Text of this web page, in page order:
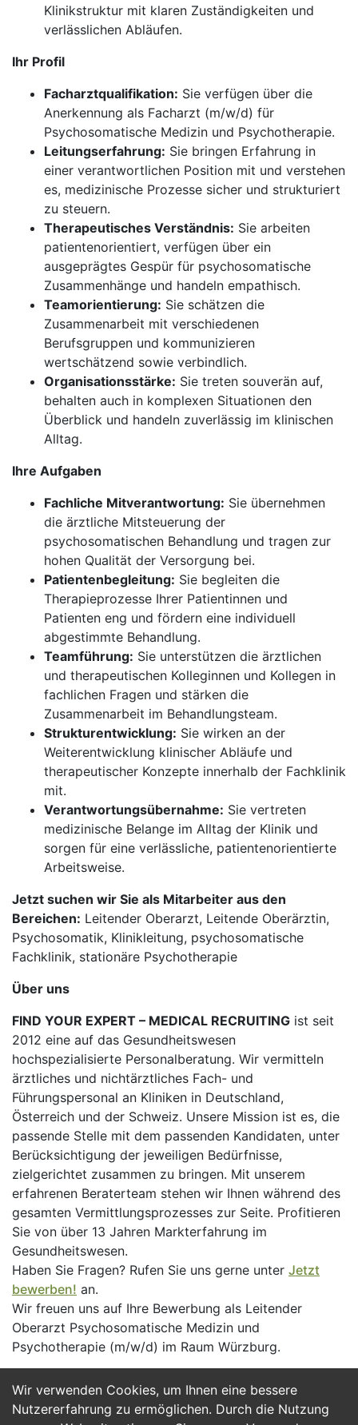
Wir verwenden Cookies, um Ihnen eine bessere
Nutzererfahrung zu ermöglichen. Durch die Nutzung
Klinikstruktur mit klaren Zuständigkeiten und
verlässlichen Abläufen.
Ihr Profil
Facharztqualifikation: Sie verfügen über die
Anerkennung als Facharzt (m/w/d) für
Psychosomatische Medizin und Psychotherapie.
Leitungserfahrung: Sie bringen Erfahrung in
einer verantwortlichen Position mit und verstehen
es, medizinische Prozesse sicher und strukturiert
zu steuern.
Therapeutisches Verständnis: Sie arbeiten
patientenorientiert, verfügen über ein
ausgeprägtes Gespür für psychosomatische
Zusammenhänge und handeln empathisch.
Teamorientierung: Sie schätzen die
Zusammenarbeit mit verschiedenen
Berufsgruppen und kommunizieren
wertschätzend sowie verbindlich.
Organisationsstärke: Sie treten souverän auf,
behalten auch in komplexen Situationen den
Überblick und handeln zuverlässig im klinischen
Alltag.
Ihre Aufgaben
Fachliche Mitverantwortung: Sie übernehmen
die ärztliche Mitsteuerung der
psychosomatischen Behandlung und tragen zur
hohen Qualität der Versorgung bei.
Patientenbegleitung: Sie begleiten die
Therapieprozesse Ihrer Patientinnen und
Patienten eng und fördern eine individuell
abgestimmte Behandlung.
Teamführung: Sie unterstützen die ärztlichen
und therapeutischen Kolleginnen und Kollegen in
fachlichen Fragen und stärken die
Zusammenarbeit im Behandlungsteam.
Strukturentwicklung: Sie wirken an der
Weiterentwicklung klinischer Abläufe und
therapeutischer Konzepte innerhalb der Fachklinik
mit.
Verantwortungsübernahme: Sie vertreten
medizinische Belange im Alltag der Klinik und
sorgen für eine verlässliche, patientenorientierte
Arbeitsweise.
Jetzt suchen wir Sie als Mitarbeiter aus den
Bereichen: Leitender Oberarzt, Leitende Oberärztin,
Psychosomatik, Klinikleitung, psychosomatische
Fachklinik, stationäre Psychotherapie
Über uns
FIND YOUR EXPERT – MEDICAL RECRUITING ist seit
2012 eine auf das Gesundheitswesen
hochspezialisierte Personalberatung. Wir vermitteln
ärztliches und nichtärztliches Fach- und
Führungspersonal an Kliniken in Deutschland,
Österreich und der Schweiz. Unsere Mission ist es, die
passende Stelle mit dem passenden Kandidaten, unter
Berücksichtigung der jeweiligen Bedürfnisse,
zielgerichtet zusammen zu bringen. Mit unserem
erfahrenen Beraterteam stehen wir Ihnen während des
gesamten Vermittlungsprozesses zur Seite. Profitieren
Sie von über 13 Jahren Markterfahrung im
Gesundheitswesen.
Haben Sie Fragen? Rufen Sie uns gerne unter Jetzt
bewerben! an.
Wir freuen uns auf Ihre Bewerbung als Leitender
Oberarzt Psychosomatische Medizin und
Psychotherapie (m/w/d) im Raum Würzburg.
Jetzt Bewerben